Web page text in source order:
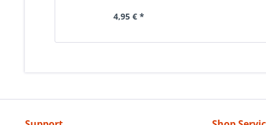
4,95 € *